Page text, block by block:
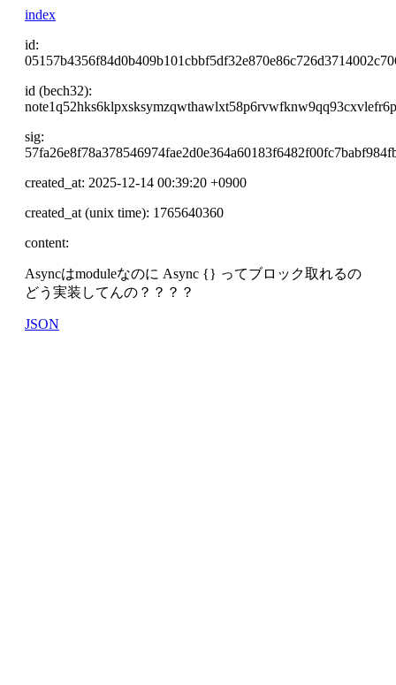
index
id:
id (bech32):
sig:
created_at: 2025-12-14 00:39:20 +0900
created_at (unix time): 1765640360
content:
Asyncはmoduleなのに Async {} ってブロック取れるの
どう実装してんの？？？？
JSON